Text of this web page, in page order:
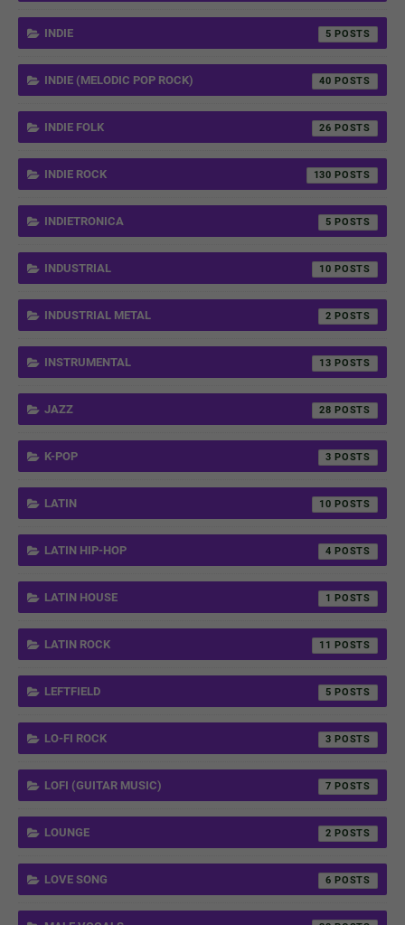
INDIE 5
INDIE (MELODIC POP ROCK) 40
INDIE FOLK 26
INDIE ROCK 130
INDIETRONICA 5
INDUSTRIAL 10
INDUSTRIAL METAL 2
INSTRUMENTAL 13
JAZZ 28
K-POP 3
LATIN 10
LATIN HIP-HOP 4
LATIN HOUSE 1
LATIN ROCK 11
LEFTFIELD 5
LO-FI ROCK 3
LOFI (GUITAR MUSIC) 7
LOUNGE 2
LOVE SONG 6